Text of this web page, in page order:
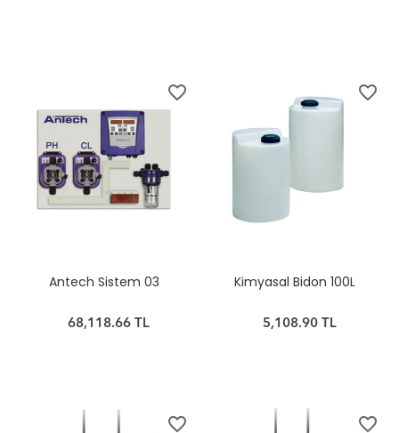
favorite_border
Antech Sistem 03
68,118.66 TL
favorite_border
Kimyasal Bidon 100L
5,108.90 TL
favorite_border favorite_border